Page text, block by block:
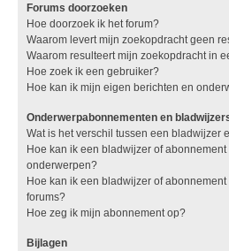
Forums doorzoeken
Hoe doorzoek ik het forum?
Waarom levert mijn zoekopdracht geen
Waarom resulteert mijn zoekopdracht in
Hoe zoek ik een gebruiker?
Hoe kan ik mijn eigen berichten en
Onderwerpabonnementen en
Wat is het verschil tussen een bladwijzer
Hoe kan ik een bladwijzer of
onderwerpen?
Hoe kan ik een bladwijzer of
forums?
Hoe zeg ik mijn abonnement op?
Bijlagen